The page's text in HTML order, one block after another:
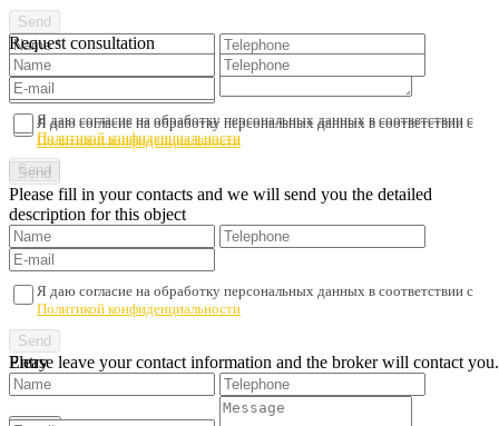
Request consultation
Я даю согласие на обработку персональных данных в соответствии с
Политикой конфиденциальности
Я даю согласие на обработку персональных данных в соответствии с
Политикой конфиденциальности
Please fill in your contacts and we will send you the detailed
description for this object
Я даю согласие на обработку персональных данных в соответствии с
Политикой конфиденциальности
Please leave your contact information and the broker will contact you.
Entry